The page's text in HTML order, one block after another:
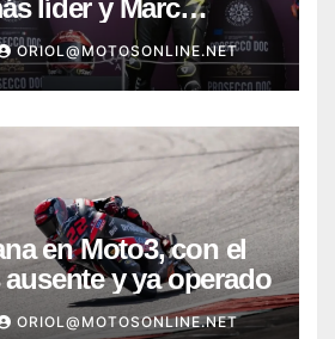
líder y Marc
ORIOL@MOTOSONLINE.NET
en Moto3, con el
y ya operado
ORIOL@MOTOSONLINE.NET